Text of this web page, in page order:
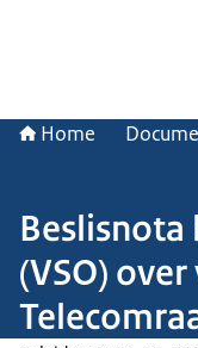
Home
Beslisnota
(VSO)